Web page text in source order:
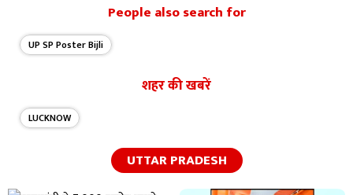
People also search for
UP SP Poster Bijli
शहर की खबरें
LUCKNOW
UTTAR PRADESH